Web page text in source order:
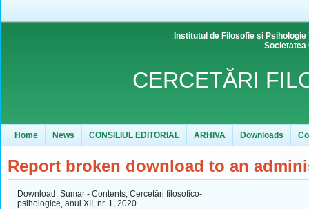
Institutul de Filosofie și
Societatea
CERCETĂRI
Home News CONSILIUL EDITORIAL ARHIVA Downloads
Report broken download to an
Download: Sumar - Contents, Cercetări filosofico-
psihologice, anul XII, nr. 1, 2020